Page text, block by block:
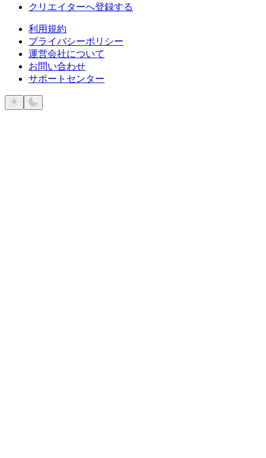
クリエイターへ登録する
利用規約
プライバシーポリシー
運営会社について
お問い合わせ
サポートセンター